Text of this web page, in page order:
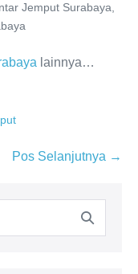
Jemput Surabaya,
lainnya…
Pos Selanjutnya →